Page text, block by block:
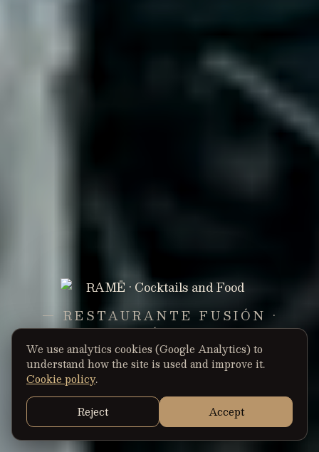
— RESTAURANTE FUSIÓN ·
SUSHI · CÓCTELES —
· CIUDAD QUESADA ·
We use analytics cookies (Google Analytics) to
understand how the site is used and improve it.
Cookie policy.
Reject
Accept